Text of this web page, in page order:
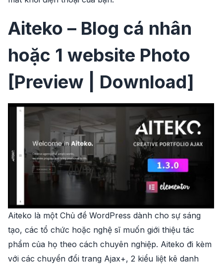
Aiteko – Blog cá nhân
hoặc 1 website Photo
[Preview | Download]
Aiteko là một Chủ đề WordPress dành cho sự sáng
tạo, các tổ chức hoặc nghệ sĩ muốn giới thiệu tác
phẩm của họ theo cách chuyên nghiệp. Aiteko đi kèm
với các chuyển đổi trang Ajax+, 2 kiểu liệt kê danh